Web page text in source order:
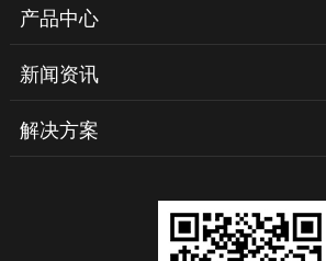
产品中心
新闻资讯
解决方案